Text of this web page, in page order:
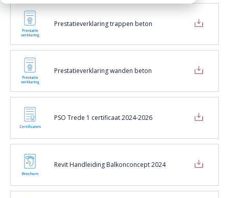
Downloads
Werken bij Vebo
Kantplanken
Spuwers
Oplegblokken & sluitstenen
Luifels
Kolommen
Galerijplaten
Consoles
Trappen & bordessen
Bloktreden
Vorstranden
CO2 footprints
Documentatie
Diversen
Kalender
Monsters aanvragen
Informatie aanvragen
Contactpersonen
Folders / Brochures / Flyers (1)
Certificaten (11)
Verwerkingsadviezen (32)
Voorwaarden (3)
Diversen (5)
Prestatieverklaringen (12)
Productspecificaties (8)
Revit Plugin (2)
Prestatieverklaring trappen beton
Prestatieverklaring wanden beton
PSO Trede 1 certificaat 2024-2026
Revit Handleiding Balkonconcept 2024